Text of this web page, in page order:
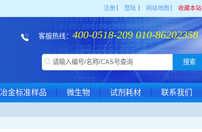
注册 登陆 网站地图 收藏本站
客服热线： 400-0518-209 010-86202358
冶金标准样品 微生物 试剂耗材 联系我们